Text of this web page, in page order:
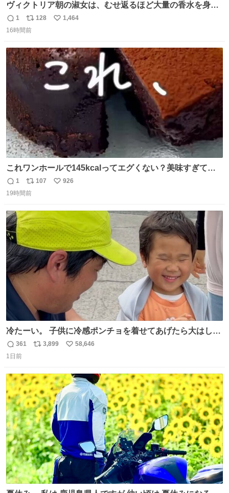
ヴィクトリア朝の淑女は、むせ返るほど大量の香水を身に
つけるものではないとされていた。それでも香水は、髪や
肌の手入れと同じくらい、ヴィクトリア朝の女性達の美容
が知る香水よりも単純な組成で、その大部分は薔薇、菫、
ベルガモット、
返
信
1
リ
ポ
ト
数
128
い
数
1,464
16時間前
これワンホールで145kcalってエグくない？美味すぎて毎
日食べてるけど、次の日体重測ったら痩せてるの嬉しすぎ
る😭 レシピリプ⬇️
返
信
1
リ
ポ
ト
数
107
い
数
926
19時間前
冷たーい。 子供に冷感ポンチョを着せてあげたら大はしゃ
ぎで喜んでくれました。 こんな素敵な代物を提供してくれ
た山口県の恩師に感謝。
返
信
361
リ
ト
数
3,899
い
数
58,646
1日前